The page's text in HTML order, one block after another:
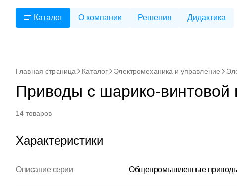
Каталог О компании Решения Дидактика
Главная страница Каталог Электромеханика и управление
Приводы с шарико-винтовой
14 товаров
Характеристики
Описание серии Общепромышленные приводы